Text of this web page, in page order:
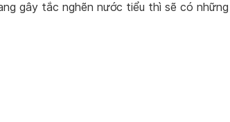
gây tắc nghẽn nước tiểu thì sẽ có những